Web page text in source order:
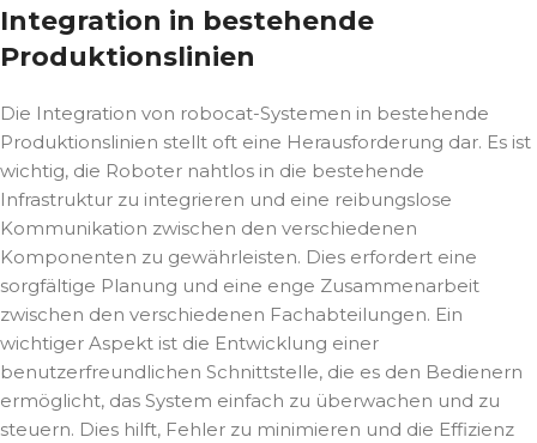
Integration in bestehende
Produktionslinien
Die Integration von robocat-Systemen in bestehende
Produktionslinien stellt oft eine Herausforderung dar. Es ist
wichtig, die Roboter nahtlos in die bestehende
Infrastruktur zu integrieren und eine reibungslose
Kommunikation zwischen den verschiedenen
Komponenten zu gewährleisten. Dies erfordert eine
sorgfältige Planung und eine enge Zusammenarbeit
zwischen den verschiedenen Fachabteilungen. Ein
wichtiger Aspekt ist die Entwicklung einer
benutzerfreundlichen Schnittstelle, die es den Bedienern
ermöglicht, das System einfach zu überwachen und zu
steuern. Dies hilft, Fehler zu minimieren und die Effizienz